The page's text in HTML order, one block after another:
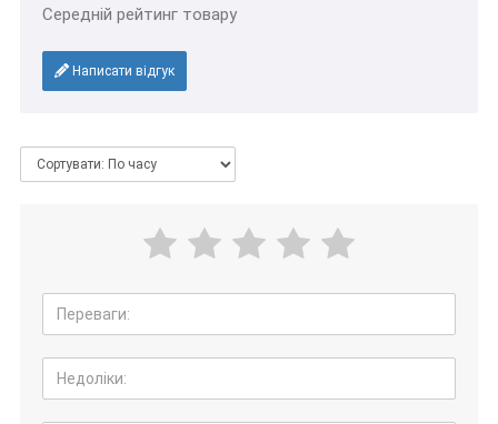
Середній рейтинг товару
Написати відгук